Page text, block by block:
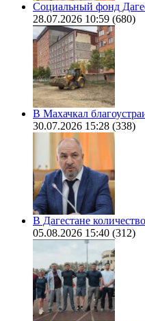
Социальный фонд
28.07.2026 10:59 (680)
В Махачкал
30.07.2026 15:28 (338)
В Дагестане
05.08.2026 15:40 (312)